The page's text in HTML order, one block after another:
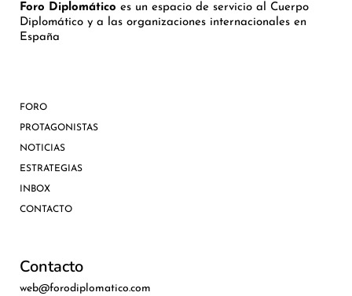
Foro Diplomático es un espacio de servicio al Cuerpo
Diplomático y a las organizaciones internacionales en
España
FORO
PROTAGONISTAS
NOTICIAS
ESTRATEGIAS
INBOX
CONTACTO
Contacto
web@forodiplomatico.com